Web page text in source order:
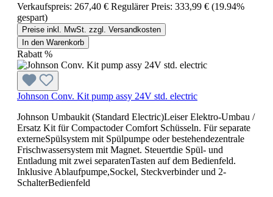
Verkaufspreis: 267,40 € Regulärer Preis: 333,99 € (19.94%
gespart)
Preise inkl. MwSt. zzgl. Versandkosten
In den Warenkorb
Rabatt %
Johnson Conv. Kit pump assy 24V std. electric
Johnson Umbaukit (Standard Electric)Leiser Elektro-Umbau /
Ersatz Kit für Compactoder Comfort Schüsseln. Für separate
externeSpülsystem mit Spülpumpe oder bestehendezentrale
Frischwassersystem mit Magnet. Steuertdie Spül- und
Entladung mit zwei separatenTasten auf dem Bedienfeld.
Inklusive Ablaufpumpe,Sockel, Steckverbinder und 2-
SchalterBedienfeld